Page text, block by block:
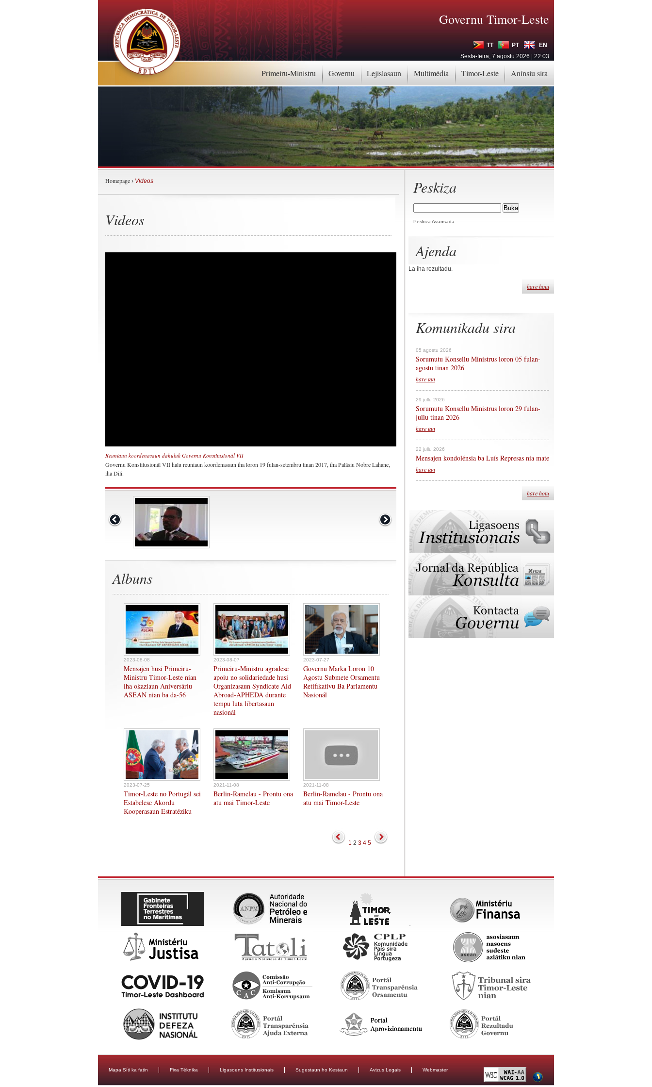
Primeiru-Ministru Governu Lejislasaun Multimédia Timor-Leste Anínsiu sira
Governu Timor-Leste
TT PT
EN
Sesta-feira, 7 agostu 2026 | 22:03
Peskiza
Peskiza Avansada
Ajenda
La iha rezultadu.
hare hotu
Komunikadu sira
05 agostu 2026
Sorumutu Konsellu Ministrus loron 05 fulan-
agostu tinan 2026
hare tan
29 jullu 2026
Sorumutu Konsellu Ministrus loron 29 fulan-
jullu tinan 2026
hare tan
22 jullu 2026
Mensajen kondolénsia ba Luís Represas nia mate
hare tan
hare hotu
Homepage › Videos
Videos
Reuniaun koordenasaun dahuluk Governu Konstitusionál VII
Governu Konstitusionál VII halu reuniaun koordenasaun iha loron 19 fulan-setembru tinan 2017, iha Palásiu Nobre Lahane,
iha Dili.
Albuns
2023-08-08
Mensajen husi Primeiru-
Ministru Timor-Leste nian
iha okaziaun Aniversáriu
ASEAN nian ba da-56
2023-08-07
Primeiru-Ministru agradese
apoiu no solidariedade husi
Organizasaun Syndicate Aid
Abroad-APHEDA durante
tempu luta libertasaun
nasionál
2023-07-27
Governu Marka Loron 10
Agostu Submete Orsamentu
Retifikativu Ba Parlamentu
Nasionál
2023-07-25
Timor-Leste no Portugál sei
Estabelese Akordu
Kooperasaun Estratéziku
2021-11-08
Berlin-Ramelau - Prontu ona
atu mai Timor-Leste
2021-11-08
Berlin-Ramelau - Prontu ona
atu mai Timor-Leste
1 2 3 4 5
Mapa Síti ka fatin Fixa Téknika Ligasoens Institusionais Sugestaun ho Kestaun Avizus Legais Webmaster